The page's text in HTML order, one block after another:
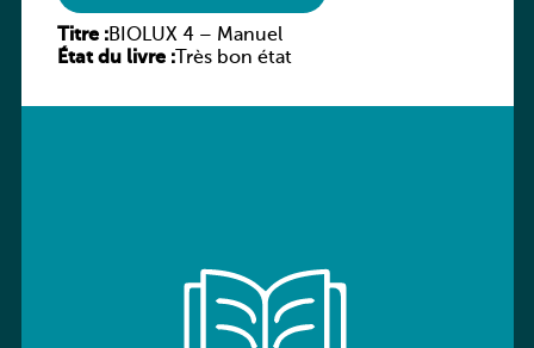
Titre :BIOLUX 4 – Manuel
État du livre :Très bon état